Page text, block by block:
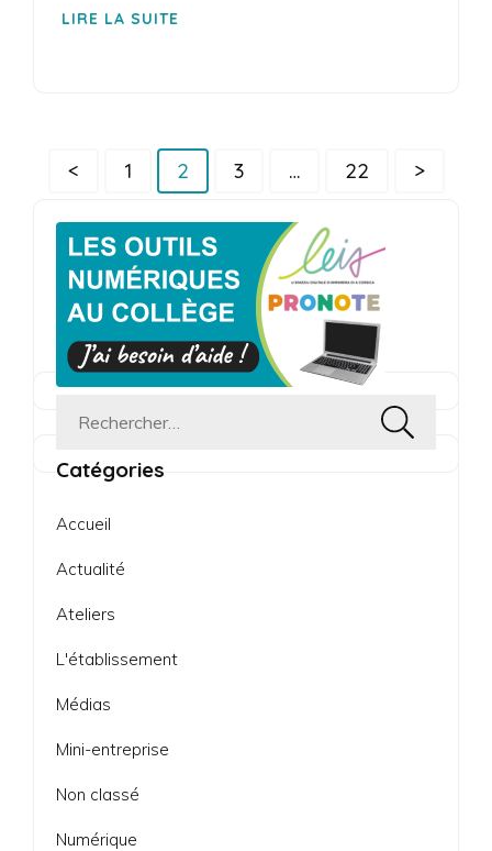
LIRE LA SUITE
Pagination
publications
< Page
1 Page
2 Page
3 … Page
22 >
Rechercher :
Catégories
Accueil
Actualité
Ateliers
L'établissement
Médias
Mini-entreprise
Non classé
Numérique